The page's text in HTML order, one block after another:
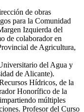
de obras
para la Comunidad
Izquierda del
de colaborador en
de Agricultura,
del Agua y
de Alicante).
Hídricos, de la
Honorífico de la
múltiples
Profesor del Curso